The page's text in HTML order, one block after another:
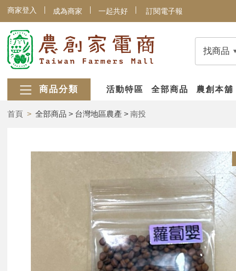
商家登入 成為商家 一起共好 訂閱電子報
找商品
商品分類 活動特區 全部商品 農創本舖
首頁 全部商品 > 台灣地區農產 > 南投